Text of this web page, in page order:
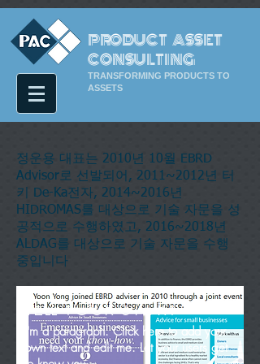
PRODUCT ASSET
CONSULTING
TRANSFORMING PRODUCTS TO
ASSETS
정운용 대표는 2010년 10월 EBRD
Advisor로 선발되어, 2011~2012년 터
키 De-Ka전자, 2014~2016년
HIDROMAS를 대상으로 기술 자문을 성
공적으로 수행하였고, 2016~2018년
ALDAG를 대상으로 기술 자문을 수행
중입니다
TELL YOUR STORY
I'm a paragraph. Click here to add your
own text and edit me. Let your users get